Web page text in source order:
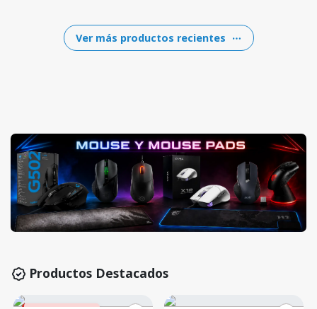
Ver más productos recientes
Productos Destacados